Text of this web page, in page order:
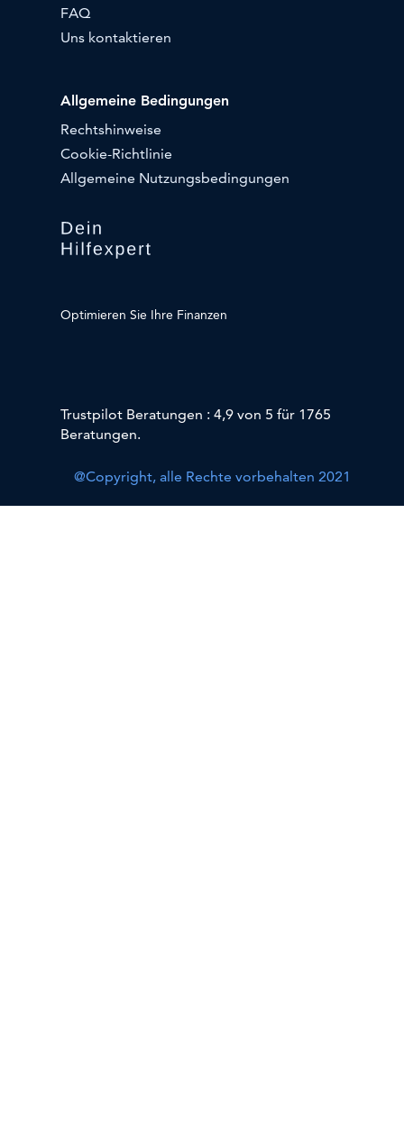
Optimieren Sie Ihre Finanzen
FAQ
Uns kontaktieren
Allgemeine Bedingungen
Rechtshinweise
Cookie-Richtlinie
Allgemeine Nutzungsbedingungen
Trustpilot Beratungen : 4,9 von 5 für 1765
Beratungen.
@Copyright, alle Rechte vorbehalten 2021